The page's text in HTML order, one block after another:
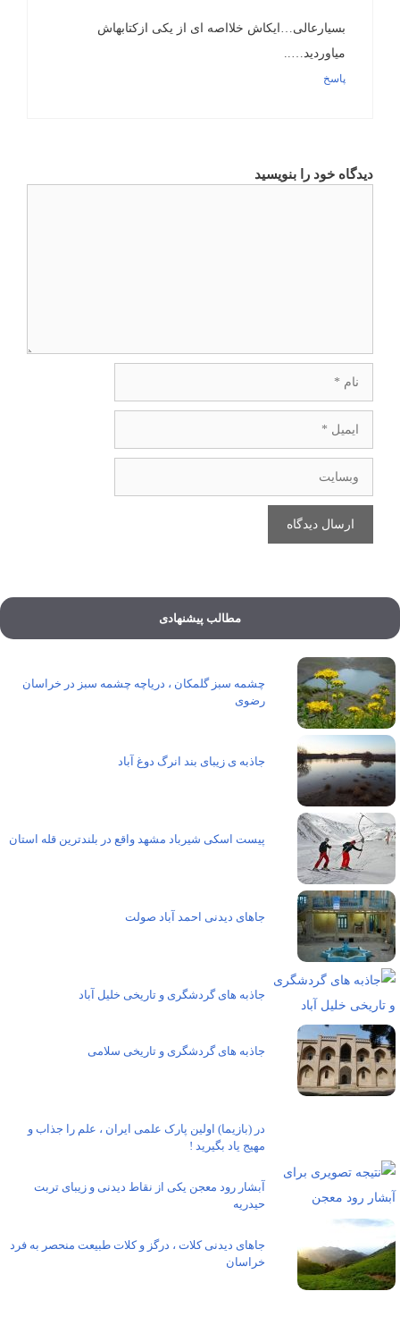
بسیارعالی…ایکاش خلااصه ای از یکی ازکتابهاش
میاوردید…..
پاسخ
دیدگاه خود را بنویسید
ایمیل
وبسایت
مطالب پیشنهادی
چشمه سبز گلمکان ، دریاچه چشمه سبز در خراسان
رضوی
جاذبه ی زیبای بند انرگ دوغ آباد
پیست اسکی شیرباد مشهد واقع در بلندترین قله استان
جاهای دیدنی احمد آباد صولت
جاذبه های گردشگری و تاریخی خلیل آباد
جاذبه های گردشگری و تاریخی سلامی
در (بازیما) اولین پارک علمی ایران ، علم را جذاب و
مهیج یاد بگیرید !
آبشار رود معجن یکی از نقاط دیدنی و زیبای تربت
حیدریه
جاهای دیدنی کلات ، درگز و کلات طبیعت منحصر به فرد
خراسان